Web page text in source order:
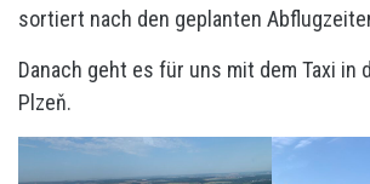
sortiert nach den geplanten
Danach geht es für uns mit dem Taxi in
Plzeň.